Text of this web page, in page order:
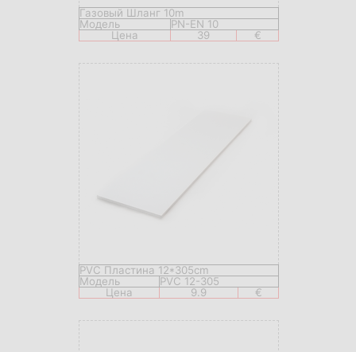
Газовый Шланг 10m
Модель
PN-EN 10
Цена
39 €
PVC Пластина 12*305cm
Модель
PVC 12-305
Цена
9.9 €